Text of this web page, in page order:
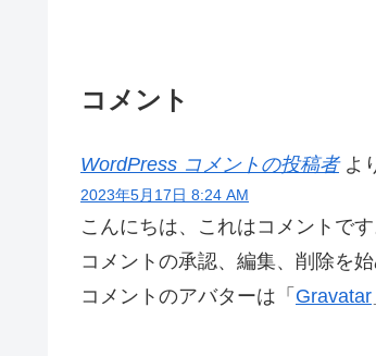
コメント
WordPress コメントの投稿者 よ
2023年5月17日 8:24 AM
こんにちは、これはコメントです
コメントの承認、編集、削除を
コメントのアバターは「 Gravatar